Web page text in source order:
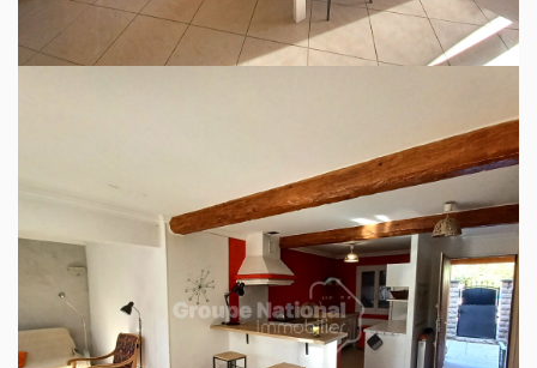
Supermarché
Manosque est une ville de 22 100 habitants dont 48 %
Manosque est une ville calme avec 58 %
d'appartements et 42 % de maisons.
Il y a 560 commerces de proximité dont des
commerces, des restaurants et des supermarchés.
Il y a de nombreux espaces verts.
DENSITÉ DE POPULATION
384 hab/km²
ENFANTS ET ADOLESCENTS
23 %